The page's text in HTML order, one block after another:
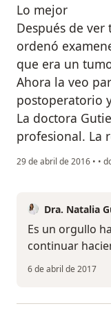
Lo mejor
Después de
ordenó
que era un
Ahora la veo
postoperatorio
La doctora
profesional. La
29 de abril de 2016 • •
Dra. Natalia
Es un orgullo
continuar
6 de abril de 2017